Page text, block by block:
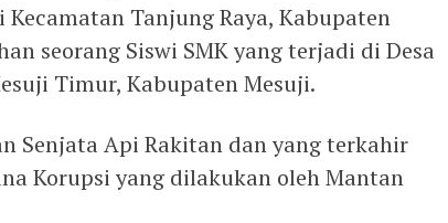
Tanjung Raya, Kabupaten
seorang Siswi SMK yang terjadi di Desa
Timur, Kabupaten Mesuji.
Senjata Api Rakitan dan yang terkahir
Korupsi yang dilakukan oleh Mantan